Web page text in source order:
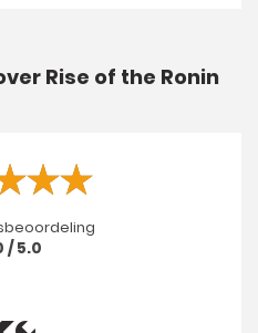
Rise of the Ronin
/ 5.0